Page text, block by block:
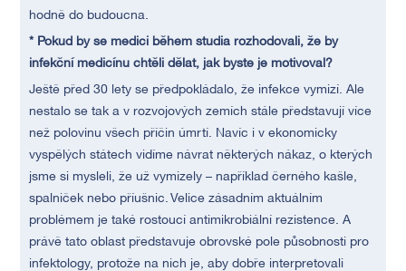
hodně do budoucna.
* Pokud by se medici během studia rozhodovali, že by
infekční medicínu chtěli dělat, jak byste je motivoval?
Ještě před 30 lety se předpokládalo, že infekce vymizí. Ale
nestalo se tak a v rozvojových zemích stále představují více
než polovinu všech příčin úmrtí. Navíc i v ekonomicky
vyspělých státech vidíme návrat některých nákaz, o kterých
jsme si mysleli, že už vymizely – například černého kašle,
spalniček nebo příušnic. Velice zásadním aktuálním
problémem je také rostoucí antimikrobiální rezistence. A
právě tato oblast představuje obrovské pole působnosti pro
infektology, protože na nich je, aby dobře interpretovali